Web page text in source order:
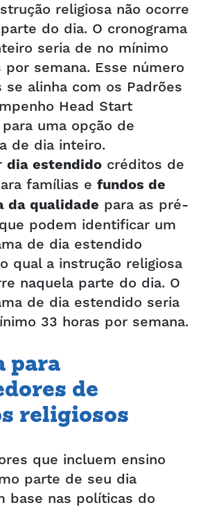
religiosa não ocorre
do dia. O cronograma
seria de no mínimo
por semana. Esse número
se alinha com os Padrões
Head Start
uma opção de
de dia inteiro.
dia estendido créditos de
famílias e fundos de
da qualidade para as pré-
podem identificar um
de dia estendido
qual a instrução religiosa
naquela parte do dia. O
de dia estendido seria
33 horas por semana.
para
de
religiosos
que incluem ensino
parte de seu dia
base nas políticas do